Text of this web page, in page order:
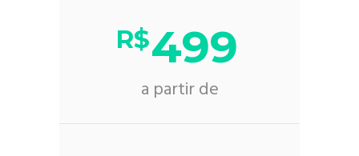
R$499
a partir de